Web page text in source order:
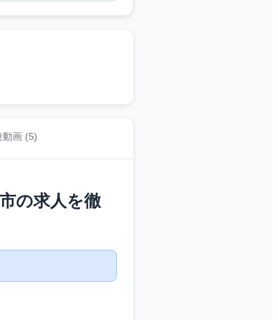
動画 (5)
の求人を徹